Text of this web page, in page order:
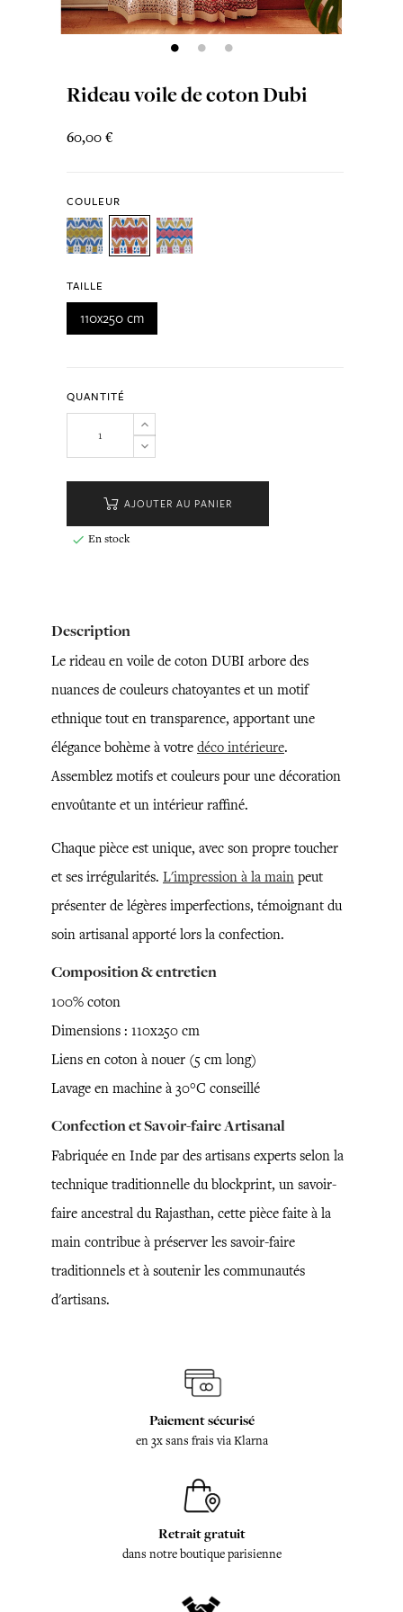
Rideau voile de coton Dubi
60,00 €
COULEUR
TAILLE
110x250 cm
QUANTITÉ
AJOUTER AU PANIER
 En stock
Description
Le rideau en voile de coton DUBI arbore des
nuances de couleurs chatoyantes et un motif
ethnique tout en transparence, apportant une
élégance bohème à votre déco intérieure.
Assemblez motifs et couleurs pour une décoration
envoûtante et un intérieur raffiné.
Chaque pièce est unique, avec son propre toucher
et ses irrégularités. L'impression à la main peut
présenter de légères imperfections, témoignant du
soin artisanal apporté lors la confection.
Composition & entretien
100% coton
Dimensions : 110x250 cm
Liens en coton à nouer (5 cm long)
Lavage en machine à 30°C conseillé
Confection et Savoir-faire Artisanal
Fabriquée en Inde par des artisans experts selon la
technique traditionnelle du blockprint, un savoir-
faire ancestral du Rajasthan, cette pièce faite à la
main contribue à préserver les savoir-faire
traditionnels et à soutenir les communautés
d'artisans.
Paiement sécurisé
en 3x sans frais via Klarna
Retrait gratuit
dans notre boutique parisienne